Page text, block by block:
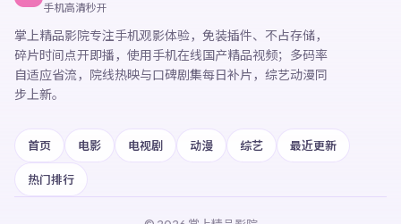
手机高清秒开
掌上精品影院专注手机观影体验， 免装插件、不占存储，
碎片时间点开即播， 使用手机在线国产精品视频；多码率
自适应省流，院线热映与口碑剧集每日补片，综艺动漫同
步上新。
首页 电影 电视剧 动漫 综艺 最近更新
热门排行